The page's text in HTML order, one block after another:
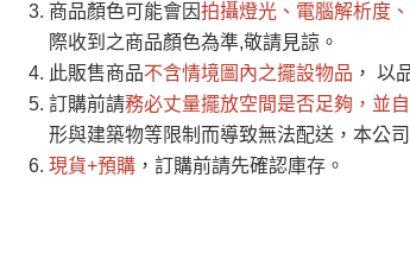
商品顏色可能會因拍攝燈光、電腦解析度
際收到之商品顏色為準,敬請見諒。
此販售商品不含情境圖內之擺設物品 ， 以
訂購前請務必丈量擺放空間是否足夠 ，並
形與建築物等限制而導致無法配送，本公
現貨+預購 ，訂購前請先確認庫存。
運送地區
桃園
若商品價格或庫存有異常，商家有權
接單後二日內(不含例假日)，我們
（線上客服 LINE → @dershin）
下單前先詢問是否現貨，若未詢問
（洽詢方式請搜尋 Line ID →